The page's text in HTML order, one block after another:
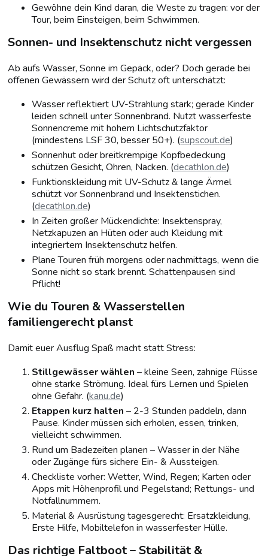
Gewöhne dein Kind daran, die Weste zu tragen: vor der
Tour, beim Einsteigen, beim Schwimmen.
Sonnen- und Insektenschutz nicht vergessen
Ab aufs Wasser, Sonne im Gepäck, oder? Doch gerade bei
offenen Gewässern wird der Schutz oft unterschätzt:
Wasser reflektiert UV-Strahlung stark; gerade Kinder
leiden schnell unter Sonnenbrand. Nutzt wasserfeste
Sonnencreme mit hohem Lichtschutzfaktor
(mindestens LSF 30, besser 50+). (supscout.de)
Sonnenhut oder breitkrempige Kopfbedeckung
schützen Gesicht, Ohren, Nacken. (decathlon.de)
Funktionskleidung mit UV-Schutz & lange Ärmel
schützt vor Sonnenbrand und Insektenstichen.
(decathlon.de)
In Zeiten großer Mückendichte: Insektenspray,
Netzkapuzen an Hüten oder auch Kleidung mit
integriertem Insektenschutz helfen.
Plane Touren früh morgens oder nachmittags, wenn die
Sonne nicht so stark brennt. Schattenpausen sind
Pflicht!
Wie du Touren & Wasserstellen
familiengerecht planst
Damit euer Ausflug Spaß macht statt Stress:
Stillgewässer wählen – kleine Seen, zahnige Flüsse
ohne starke Strömung. Ideal fürs Lernen und Spielen
ohne Gefahr. (kanu.de)
Etappen kurz halten – 2-3 Stunden paddeln, dann
Pause. Kinder müssen sich erholen, essen, trinken,
vielleicht schwimmen.
Rund um Badezeiten planen – Wasser in der Nähe
oder Zugänge fürs sichere Ein- & Aussteigen.
Checkliste vorher: Wetter, Wind, Regen; Karten oder
Apps mit Höhenprofil und Pegelstand; Rettungs- und
Notfallnummern.
Material & Ausrüstung tagesgerecht: Ersatzkleidung,
Erste Hilfe, Mobiltelefon in wasserfester Hülle.
Das richtige Faltboot – Stabilität &